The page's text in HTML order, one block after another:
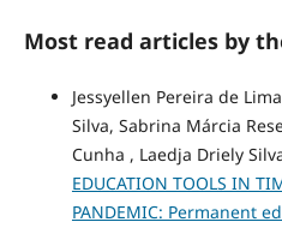
Most read articles by
Jessyellen Pereira de
Silva, Sabrina Márcia
Cunha , Laedja Driely
EDUCATION TOOLS IN
PANDEMIC: Permanent